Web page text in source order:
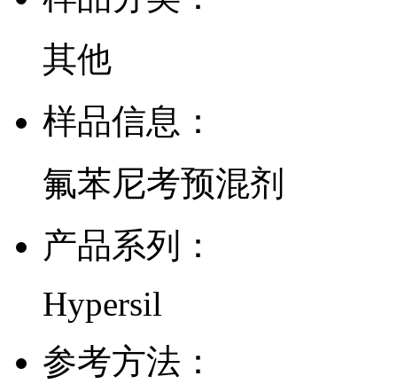
其他
样品信息：
氟苯尼考预混剂
产品系列：
Hypersil
参考方法：